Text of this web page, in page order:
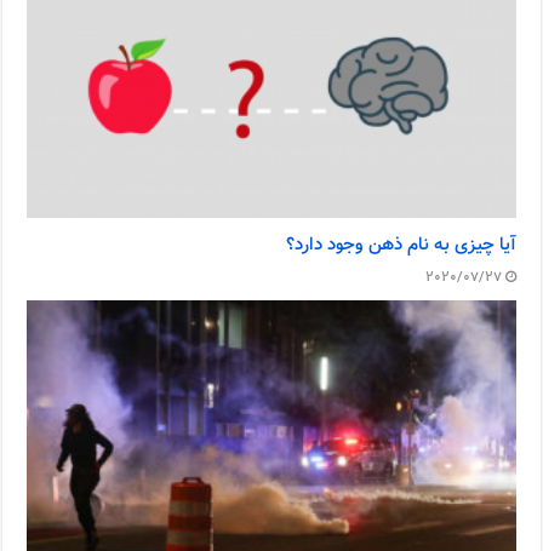
آیا چیزی به نام ذهن وجود دارد؟
2020/07/27